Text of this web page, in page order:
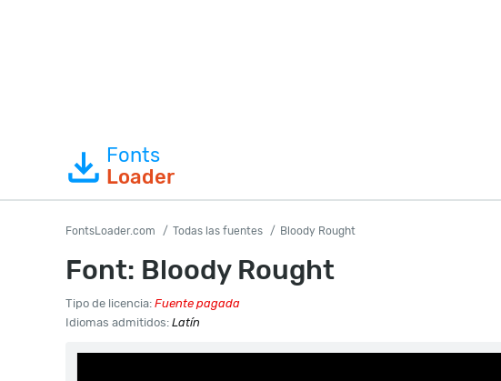
Fonts
Loader
FontsLoader.com Todas las fuentes Bloody Rought
Font: Bloody Rought
Tipo de licencia: Fuente pagada
Idiomas admitidos: Latín